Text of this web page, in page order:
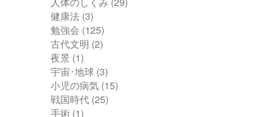
健康法 (3)
勉強会 (125)
古代文明 (2)
夜景 (1)
宇宙･地球 (3)
小児の病気 (15)
戦国時代 (25)
手術 (1)